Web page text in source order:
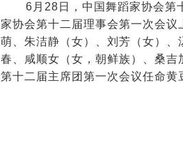
6月28日，中国 舞蹈家协会第
家协会第十二 届理事会第一次会议
萌、朱洁静（女）、刘芳（女）
春、咸顺女（女，朝鲜族）、桑吉
第十二 届主席团第一次会议任命黄